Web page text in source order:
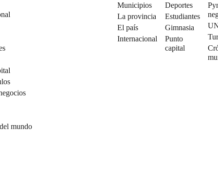
mundo
Municipios
La provincia
El país
Internacional
Deportes
Estudiantes
Gimnasia
Punto
capital